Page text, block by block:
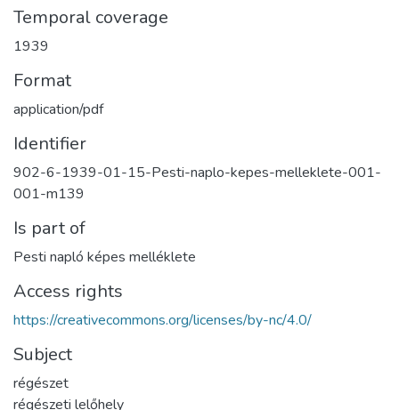
Temporal coverage
1939
Format
application/pdf
Identifier
902-6-1939-01-15-Pesti-naplo-kepes-melleklete-001-
001-m139
Is part of
Pesti napló képes melléklete
Access rights
https://creativecommons.org/licenses/by-nc/4.0/
Subject
régészet
régészeti lelőhely